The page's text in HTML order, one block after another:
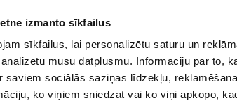
izmanto sīkfailus
sīkfailus, lai personalizētu saturu un
mūsu datplūsmu. Informāciju par to,
saviem sociālās saziņas līdzekļu,
ko viņiem sniedzat vai ko viņi apkopo,